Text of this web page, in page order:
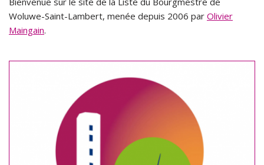
Woluwe-Saint-Lambert, menée depuis 2006 par Olivier
Maingain.